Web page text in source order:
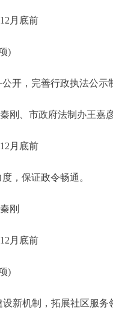
月底前
)
，完善行政执法公示
、市政府法制办王嘉
月底前
保证政令畅通。
刚
月底前
)
机制，拓展社区服务